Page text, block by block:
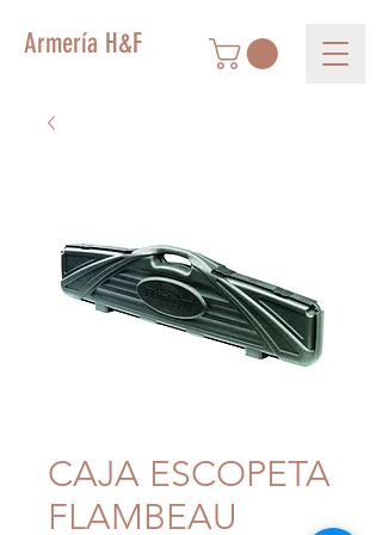
Armería H&F
CAJA ESCOPETA
FLAMBEAU